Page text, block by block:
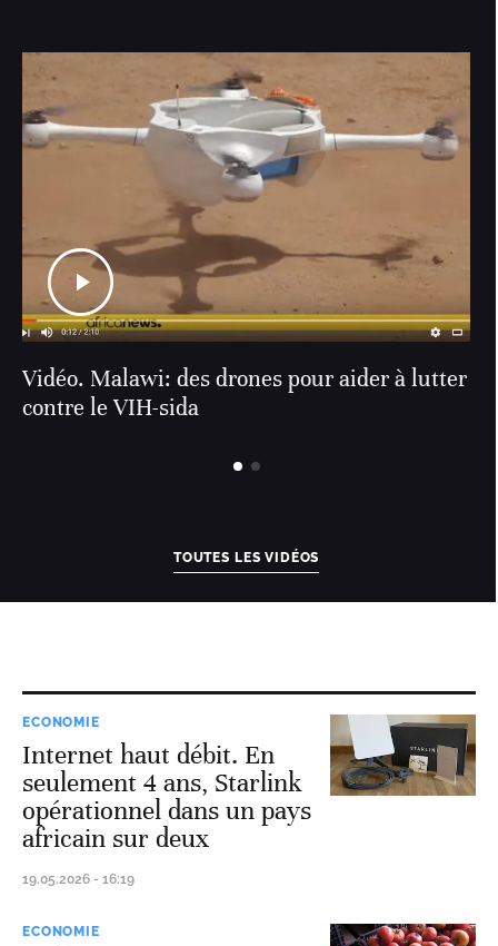
Vidéo. Malawi: des drones pour aider à lutter
contre le VIH-sida
TOUTES LES VIDÉOS
ECONOMIE
Internet haut débit. En
seulement 4 ans, Starlink
opérationnel dans un pays
africain sur deux
19.05.2026 - 16:19
ECONOMIE